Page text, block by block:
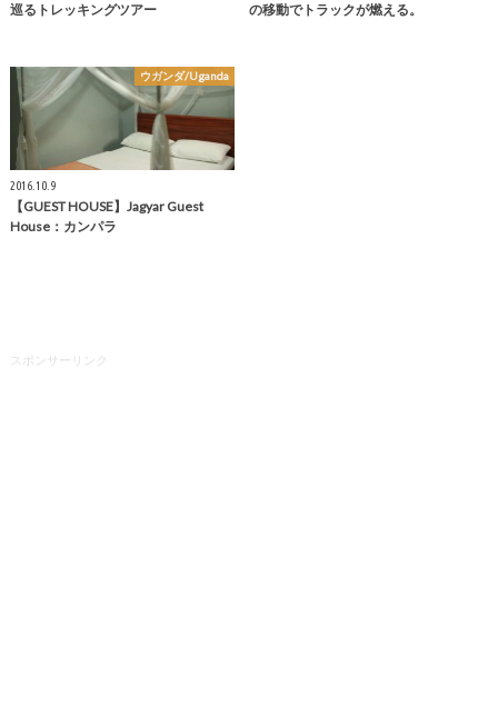
巡るトレッキングツアー
の移動でトラックが燃える。
ウガンダ/Uganda
2016.10.9
【GUEST HOUSE】Jagyar Guest
House：カンパラ
スポンサーリンク